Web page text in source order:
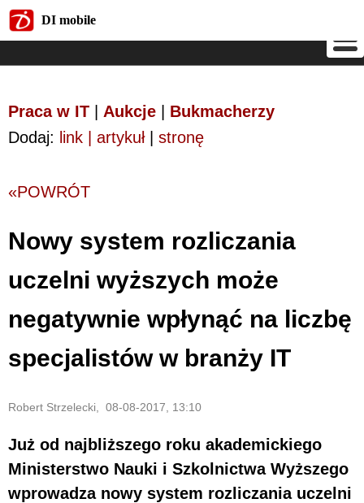
DI mobile
Praca w IT Aukcje
Bukmacherzy
Dodaj: link | artykuł| stronę
«POWRÓT
Nowy system rozliczania
uczelni wyższych może
negatywnie wpłynąć na liczbę
specjalistów w branży IT
Robert Strzelecki, 08-08-2017, 13:10
Już od najbliższego roku akademickiego
Ministerstwo Nauki i Szkolnictwa Wyższego
wprowadza nowy system rozliczania uczelni
DI mobile